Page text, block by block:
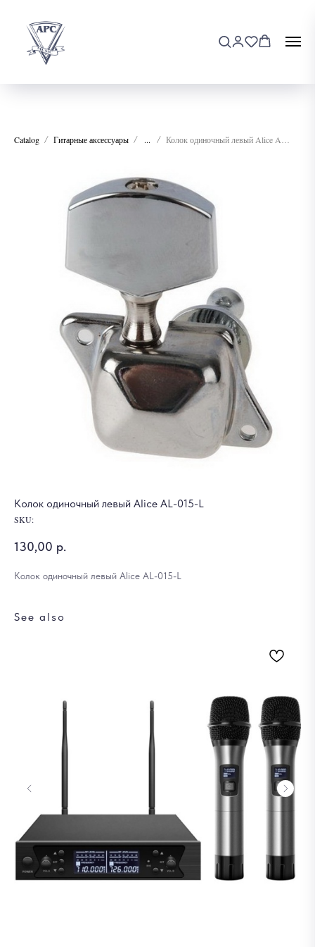
Catalog Гитарные аксессуары ...
Колок одиночный левый Alice AL-015-L
SKU:
130,00 р.
Колок одиночный левый Alice AL-015-L
See also